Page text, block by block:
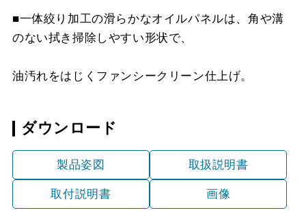
MKP-60530 SJ ¥20,680（税抜価格 ￥
MKP-60630 BK ¥11,990（税抜価格 ￥
MKP-60630 SJ ¥20,680（税抜価格 ￥
MKP-75630 W ¥13,420（税抜価格 ￥
YFP-630 BK ¥4,400（税抜価格 ￥
YFP-630 W ¥4,400（税抜価格 ￥
YMKP43-375 SI ¥9,900（税抜価格 ￥
YMKP53-350 W
YMKP53-350 SI ¥9,570（税抜価格 ￥
YMKP53-350 SJ ¥14,850（税抜価格 ￥
MP-MTKU-90 BK
■一体絞り加工の滑らかなオイルパネルは、角や溝
のない拭き掃除しやすい形状で、
油汚れをはじくファンシークリーン仕上げ。
ダウンロード
製品姿図 取扱説明書
取付説明書 画像